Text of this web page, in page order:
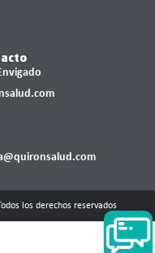
los derechos reservados